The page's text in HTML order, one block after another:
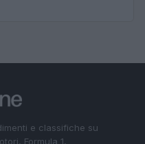
e classifiche su
Formula 1,